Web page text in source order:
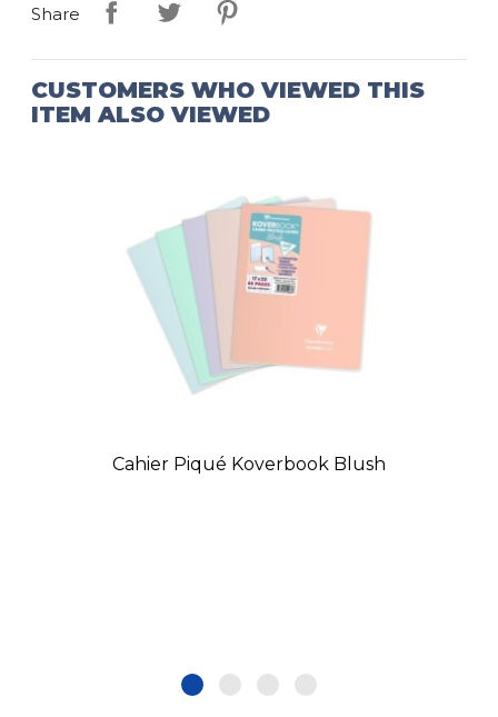
Share
CUSTOMERS WHO VIEWED THIS
ITEM ALSO VIEWED
Cahier Piqué Koverbook Blush